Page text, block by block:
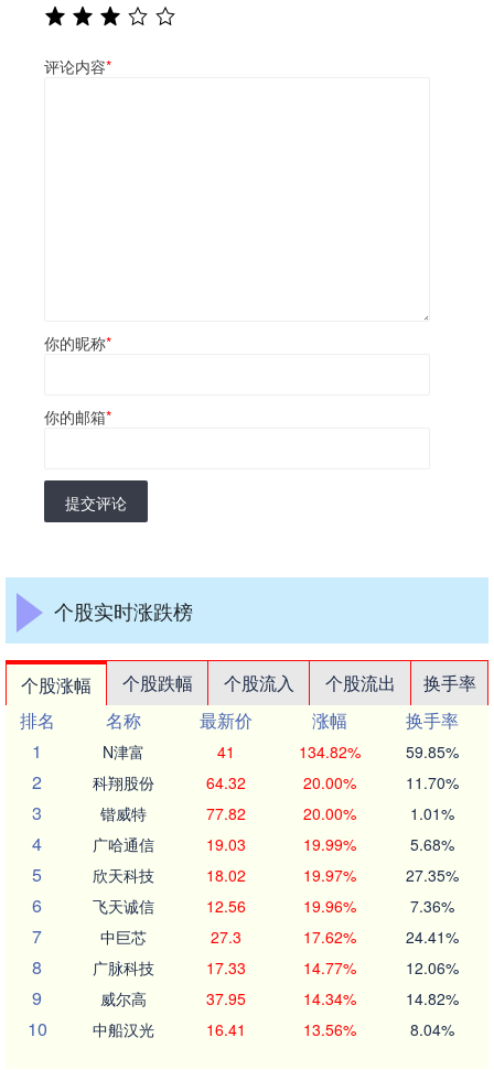
评论内容*
你的昵称*
你的邮箱*
提交评论
个股实时涨跌榜
个股涨幅 个股跌幅 个股流入 个股流出
换手率
排名
名称 最新价 涨幅
换手率
1
N津富 41 134.82% 59.85%
2 科翔股份 64.32 20.00% 11.70%
3 锴威特 77.82 20.00% 1.01%
4 广哈通信 19.03 19.99% 5.68%
5 欣天科技 18.02 19.97% 27.35%
6 飞天诚信 12.56 19.96% 7.36%
7 中巨芯 27.3 17.62% 24.41%
8 广脉科技 17.33 14.77% 12.06%
9 威尔高 37.95 14.34% 14.82%
10 中船汉光 16.41 13.56% 8.04%